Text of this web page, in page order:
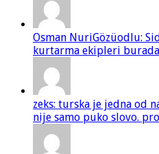
Osman NuriGözüodlu:
kurtarma ekipleri
zeks: turska je jedna od
nije samo puko slovo.